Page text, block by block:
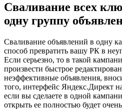
Сваливание всех
одну группу
Сваливание объявлений в одну
способ превратить вашу РК в
Если серьезно, то в такой
произвести быстрое
неэффективные объявления,
того, интерфейс Яндекс.Директ
если вы сделаете в одной
открыть ее полностью будет